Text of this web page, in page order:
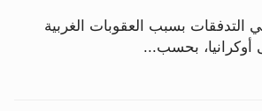
التدفقات بسبب العقوبات الغربية
أوكرانيا، بحسب...